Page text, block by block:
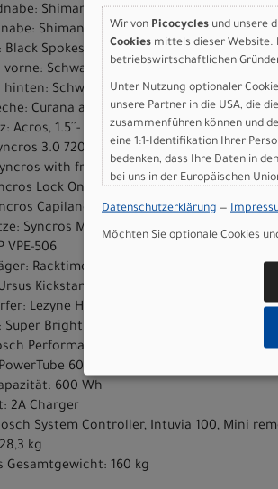
Shimano HB-TC50015BB CL, 15x110mm
Shimano FH-TC500HMSBB CL, Boost
Black Spokes
Schwalbe Advancer 60-622 Wired
hinten: Schwalbe Advancer 60-622 Wired
Curana alloy profile Fender
Acros, 1.5´´- 1.5´´, semi integ. OD 50/61mm,
3.0 720mm, 31.8mm, Backsweep 9°,
with front Light mount and Intuvia
Lock On Grip
Capilano
Syncros M3.0, 31.6
VPE-506
Racktime Micro Rack SnapIt 2.0 25KG
Kickstand
Lezyne Hecto E65
Bright Lezyne Light
Performance Line CX (BDU384Y)
600Wh
600 Wh
2A Charger
System Controller, Intuvia 100, Mini
kg
Gesamtgewicht: 160 kg
Wir von Picocycles und unsere
Cookies mittels dieser Website.
betriebswirtschaftlichen
Unter Nutzung optionaler
unsere Partner in die USA, die
zusammenführen können und
eine 1:1-Identifikation Ihrer
bedenken, dass Ihre Daten in
bei uns in der Europäischen
Datenschutzerklärung —
Möchten Sie optionale Cookies